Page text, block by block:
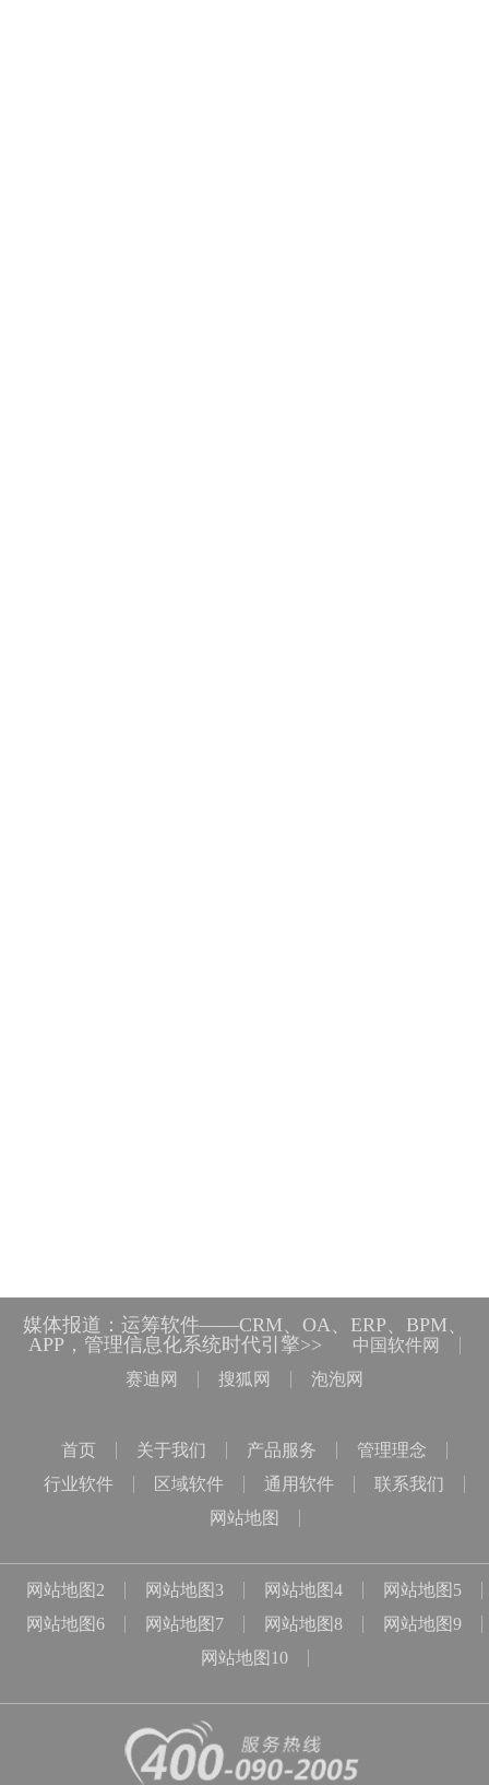
媒体报道：运筹软件——CRM、OA、ERP、BPM、
APP，管理信息化系统时代引擎>>
中国软件网
赛迪网
搜狐网 泡泡网
首页 关于我们 产品服务
管理理念
行业软件
区域软件 通用软件
联系我们
网站地图
网站地图2 网站地图3 网站地图4
网站地图5
网站地图6
网站地图7 网站地图8
网站地图9
网站地图10